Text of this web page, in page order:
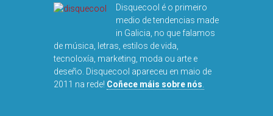
Disquecool é o primeiro
medio de tendencias made
in Galicia, no que falamos
de música, letras, estilos de vida,
tecnoloxía, marketing, moda ou arte e
deseño. Disquecool apareceu en maio de
2011 na rede! Coñece máis sobre nós